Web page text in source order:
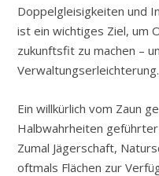
Doppelgleisigkeiten und
ist ein wichtiges Ziel, um
zukunftsfit zu machen –
Verwaltungserleichterung.
Ein willkürlich vom Zaun
Halbwahrheiten
Zumal Jägerschaft,
oftmals Flächen zur